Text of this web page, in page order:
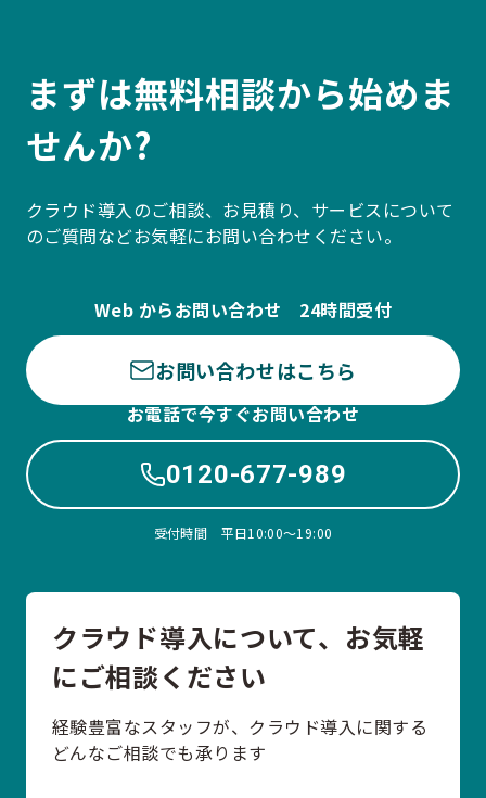
まずは無料相談から始めま
せんか?
クラウド導入のご相談、お見積り、サービスについて
のご質問などお気軽にお問い合わせください。
Web からお問い合わせ 24時間受付
お問い合わせはこちら
お電話で今すぐお問い合わせ
0120-677-989
受付時間 平日10:00〜19:00
クラウド導入について、お気軽
にご相談ください
経験豊富なスタッフが、クラウド導入に関する
どんなご相談でも承ります